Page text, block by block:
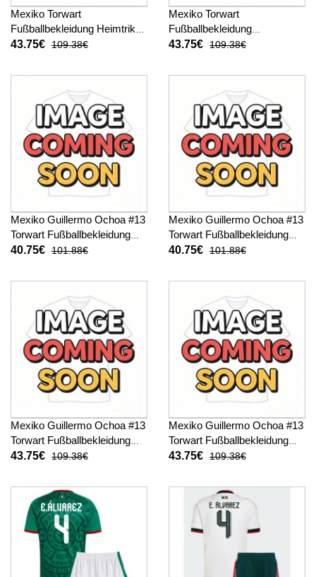
Mexiko Torwart
Fußballbekleidung Heimtrikot
Kinder WM 2026 Langarm (+
43.75€ 109.38€
Mexiko Torwart
Fußballbekleidung
Auswärtstrikot Kinder WM
hosen)
43.75€ 109.38€
Mexiko Guillermo Ochoa #13
Torwart Fußballbekleidung
Heimtrikot Kinder WM 2026
40.75€ 101.88€
Mexiko Guillermo Ochoa #13
Torwart Fußballbekleidung
Auswärtstrikot Kinder WM
hosen)
40.75€ 101.88€
Mexiko Guillermo Ochoa #13
Torwart Fußballbekleidung
Heimtrikot Kinder WM 2026
43.75€ 109.38€
Mexiko Guillermo Ochoa #13
Torwart Fußballbekleidung
Auswärtstrikot Kinder WM
hosen)
43.75€ 109.38€